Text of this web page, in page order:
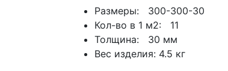
Размеры: 300-300-30
Кол-во в 1 м2: 11
Толщина: 30 мм
Вес изделия: 4.5 кг